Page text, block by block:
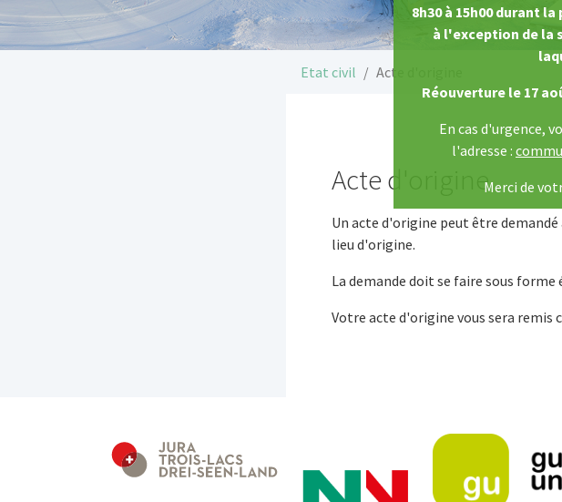
8h30 à 15h00 durant
à l'exception de la
Réouverture le 17
En cas d'urgence,
l'adresse :
Merci de
Etat civil Acte d'origine
Acte d'origine
Un acte d'origine peut être demandé
lieu d'origine.
La demande doit se faire sous
Votre acte d'origine vous sera remis